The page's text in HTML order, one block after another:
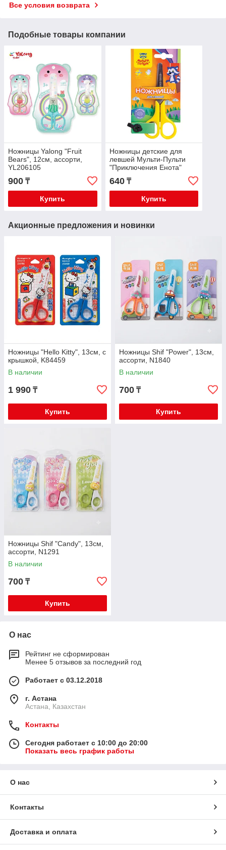
Все условия возврата
Подобные товары компании
Ножницы Yalong "Fruit
Bears", 12см, ассорти,
YL206105
900 ₸
Купить
Ножницы детские для
левшей Мульти-Пульти
"Приключения Енота"
12,5см, MS_11133
640₸
Купить
Акционные предложения и новинки
Ножницы "Hello Kitty", 13см, с
крышкой, K84459
В наличии
1 990 ₸
Купить
Ножницы Shif "Power", 13см,
ассорти, N1840
В наличии
700 ₸
Купить
Ножницы Shif "Candy", 13см,
ассорти, N1291
В наличии
700 ₸
Купить
О нас
Рейтинг не сформирован
Менее 5 отзывов за последний год
Работает с 03.12.2018
г. Астана
Астана, Казахстан
Контакты
Сегодня работает с 10:00 до 20:00
Показать весь график работы
О нас
Контакты
Доставка и оплата